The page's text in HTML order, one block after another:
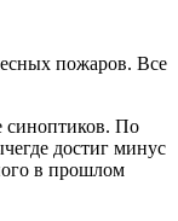
пожаров. Все
синоптиков. По
достиг минус
в прошлом